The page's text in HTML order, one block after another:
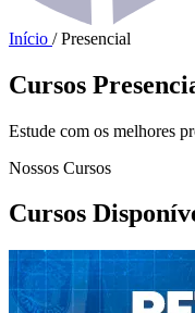
Início / Presencial
Cursos
Estude com os melhores
Nossos Cursos
Cursos